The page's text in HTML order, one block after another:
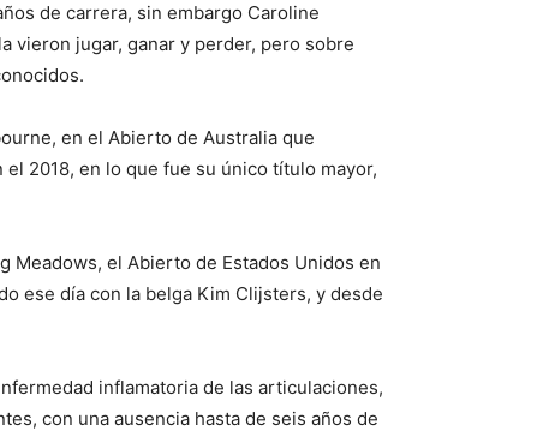
de carrera, sin embargo Caroline
vieron jugar, ganar y perder, pero sobre
en el Abierto de Australia que
2018, en lo que fue su único título mayor,
Meadows, el Abierto de Estados Unidos en
ese día con la belga Kim Clijsters, y desde
inflamatoria de las articulaciones,
con una ausencia hasta de seis años de